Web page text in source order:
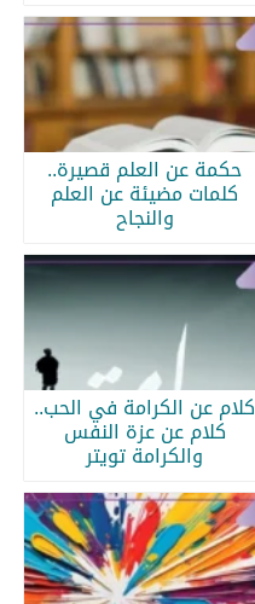
حكمة عن العلم قصيرة..
كلمات مضيئة عن العلم
والنجاح
كلام عن الكرامة في الحب..
كلام عن عزة النفس
والكرامة تويتر